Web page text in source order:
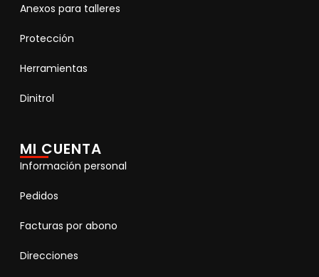
Anexos para talleres
Protección
Herramientas
Dinitrol
MI CUENTA
Información personal
Pedidos
Facturas por abono
Direcciones